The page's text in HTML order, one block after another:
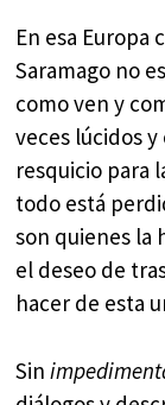
En esa Europa
Saramago no
como ven y
veces lúcidos
resquicio para
todo está
son quienes la
el deseo de
hacer de esta
Sin